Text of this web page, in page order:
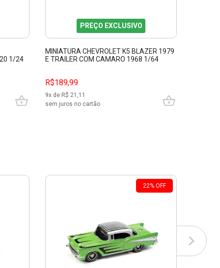
1/24
PREÇO EXCLUSIVO
MINIATURA CHEVROLET K5 BLAZER 1979
E TRAILER COM CAMARO 1968 1/64
R$189,99
9x de R$ 21,11
sem juros no cartão
22% OFF